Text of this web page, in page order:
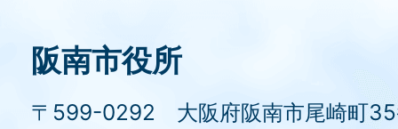
阪南市役所
〒599-0292 大阪府阪南市尾崎町35